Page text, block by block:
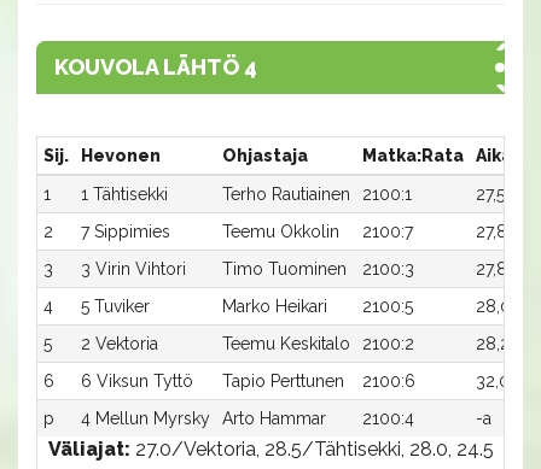
KOUVOLA LÄHTÖ 4
Sij. Hevonen Ohjastaja Matka:Rata Aika
1
1 Tähtisekki Terho Rautiainen 2100:1 27,5a
2
7 Sippimies Teemu Okkolin 2100:7 27,8a
3
3 Virin Vihtori Timo Tuominen 2100:3 27,8ax
4
5 Tuviker Marko Heikari 2100:5 28,0ax
5
2 Vektoria Teemu Keskitalo 2100:2 28,2a
6
6 Viksun Tyttö Tapio Perttunen 2100:6 32,0a
p
4 Mellun Myrsky Arto Hammar 2100:4 -a
Väliajat: 27.0/Vektoria, 28.5/Tähtisekki, 28.0, 24.5